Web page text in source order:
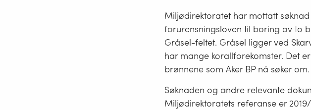
Miljødirektoratet har mottatt
forurensningsloven til boring av to
Gråsel-feltet. Gråsel ligger ved
har mange korallforekomster. Det
brønnene som Aker BP nå søker
Søknaden og andre relevante
Miljødirektoratets referanse er